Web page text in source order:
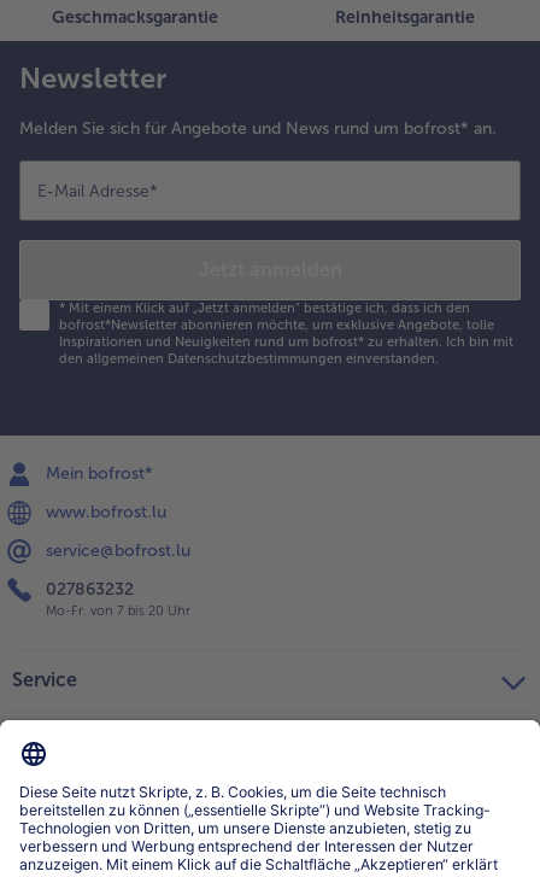
Geschmacksgarantie Reinheitsgarantie
Newsletter
Melden Sie sich für Angebote und News rund um bofrost* an.
E-Mail Adresse*
* Mit einem Klick auf „Jetzt anmelden" bestätige ich, dass ich den
bofrost*Newsletter abonnieren möchte, um exklusive Angebote, tolle
Inspirationen und Neuigkeiten rund um bofrost* zu erhalten. Ich bin mit
den allgemeinen Datenschutzbestimmungen einverstanden.
Mein bofrost*
www.bofrost.lu
service@bofrost.lu
027863232
Mo-Fr. von 7 bis 20 Uhr
Service
Über bofrost*
Kategorien